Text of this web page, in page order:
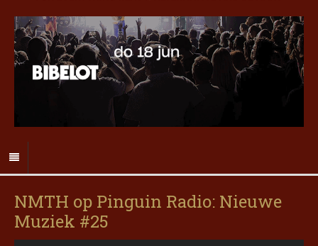
NMTH op Pinguin Radio: Nieuwe
Muziek #25